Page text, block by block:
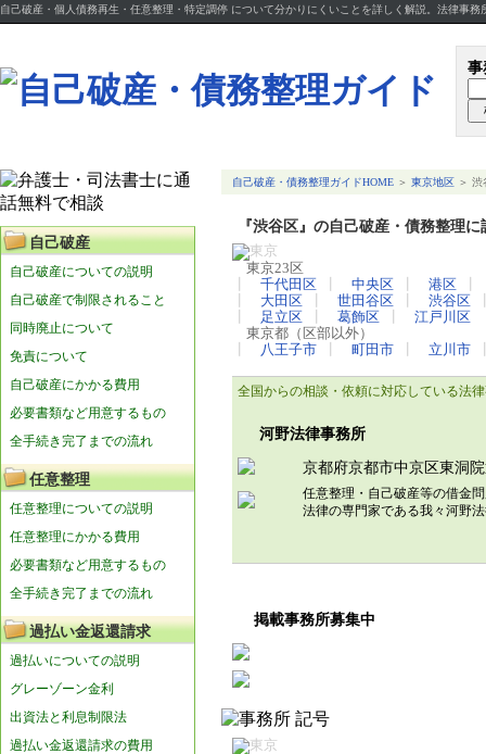
自己破産・個人債務再生・任意整理・特定調停 について分かりにくいことを詳しく解説。法律事務
事
自己破産
自己破産についての説明
自己破産で制限されること
同時廃止について
免責について
自己破産にかかる費用
必要書類など用意するもの
全手続き完了までの流れ
任意整理
任意整理についての説明
任意整理にかかる費用
必要書類など用意するもの
全手続き完了までの流れ
過払い金返還請求
過払いについての説明
グレーゾーン金利
出資法と利息制限法
過払い金返還請求の費用
自己破産・債務整理ガイドHOME ＞ 東京地区 ＞ 渋
『渋谷区』の自己破産・債務整理
東京23区
千代田区 中央区 港区
大田区 世田谷区 渋谷区
足立区 葛飾区 江戸川区
東京都（区部以外）
八王子市 町田市 立川市
全国からの相談・依頼に対応している法
河野法律事務所
京都府京都市中京区東洞
任意整理・自己破産等の借金
法律の専門家である我々河野
掲載事務所募集中